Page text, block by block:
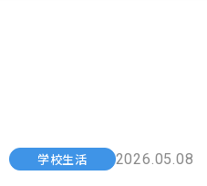
学校生活 2026.05.08